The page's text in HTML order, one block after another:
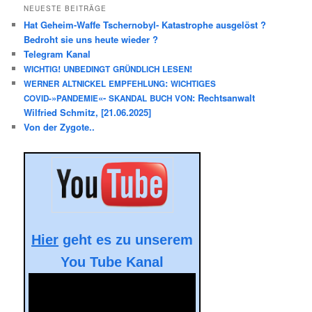
NEUESTE BEITRÄGE
Hat Geheim-Waffe Tschernobyl- Katastrophe ausgelöst ?
Bedroht sie uns heute wieder ?
Telegram Kanal
WICHTIG!UNBEDINGT GRÜNDLICH LESEN!
WERNER ALTNICKEL EMPFEHLUNG:WICHTIGES
COVID-»PANDEMIE«-SKANDAL BUCH VON: Rechtsanwalt
Wilfried Schmitz, [21.06.2025]
Von der Zygote..
Hier geht es zu unserem
You Tube Kanal